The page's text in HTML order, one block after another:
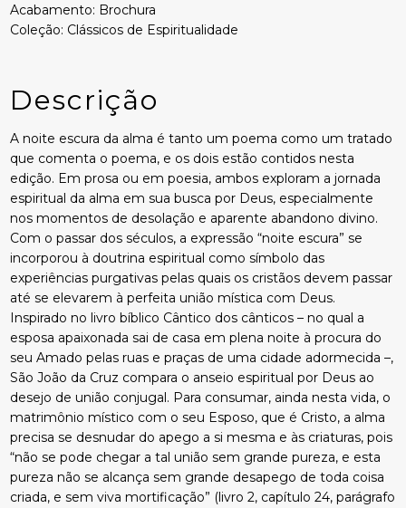
Acabamento: Brochura
Coleção: Clássicos de Espiritualidade
Descrição
A noite escura da alma é tanto um poema como um tratado
que comenta o poema, e os dois estão contidos nesta
edição. Em prosa ou em poesia, ambos exploram a jornada
espiritual da alma em sua busca por Deus, especialmente
nos momentos de desolação e aparente abandono divino.
Com o passar dos séculos, a expressão “noite escura” se
incorporou à doutrina espiritual como símbolo das
experiências purgativas pelas quais os cristãos devem passar
até se elevarem à perfeita união mística com Deus.
Inspirado no livro bíblico Cântico dos cânticos – no qual a
esposa apaixonada sai de casa em plena noite à procura do
seu Amado pelas ruas e praças de uma cidade adormecida –,
São João da Cruz compara o anseio espiritual por Deus ao
desejo de união conjugal. Para consumar, ainda nesta vida, o
matrimônio místico com o seu Esposo, que é Cristo, a alma
precisa se desnudar do apego a si mesma e às criaturas, pois
“não se pode chegar a tal união sem grande pureza, e esta
pureza não se alcança sem grande desapego de toda coisa
criada, e sem viva mortificação” (livro 2, capítulo 24, parágrafo